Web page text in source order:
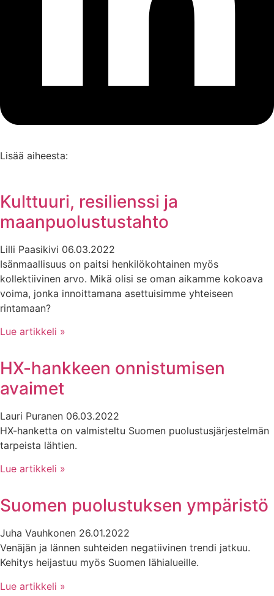
Lisää aiheesta:
Kulttuuri, resilienssi ja
maanpuolustustahto
Lilli Paasikivi 06.03.2022
Isänmaallisuus on paitsi henkilökohtainen myös
kollektiivinen arvo. Mikä olisi se oman aikamme kokoava
voima, jonka innoittamana asettuisimme yhteiseen
rintamaan?
Lue artikkeli »
HX-hankkeen onnistumisen
avaimet
Lauri Puranen 06.03.2022
HX-hanketta on valmisteltu Suomen puolustusjärjestelmän
tarpeista lähtien.
Lue artikkeli »
Suomen puolustuksen ympäristö
Juha Vauhkonen 26.01.2022
Venäjän ja lännen suhteiden negatiivinen trendi jatkuu.
Kehitys heijastuu myös Suomen lähialueille.
Lue artikkeli »